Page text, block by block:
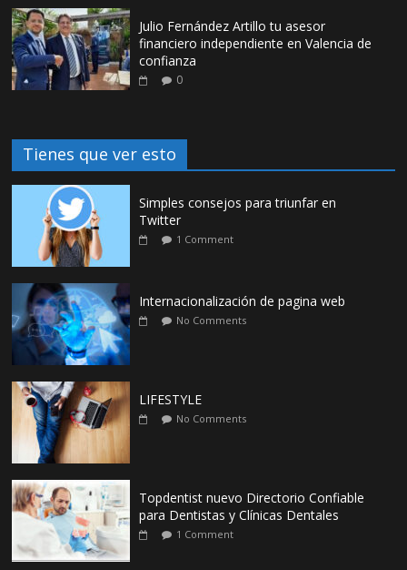
Julio Fernández Artillo tu asesor
financiero independiente en Valencia de
confianza
0
Tienes que ver esto
Simples consejos para triunfar en
Twitter
1 Comment
Internacionalización de pagina web
No Comments
LIFESTYLE
No Comments
Topdentist nuevo Directorio Confiable
para Dentistas y Clínicas Dentales
1 Comment